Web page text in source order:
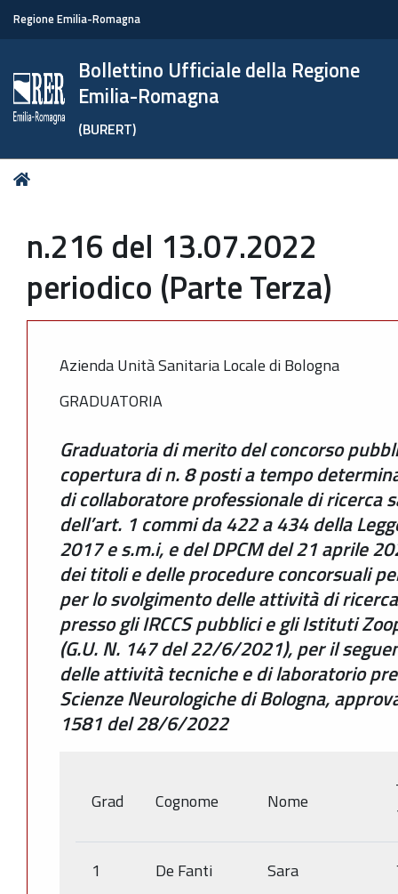
Regione Emilia-Romagna
Bollettino Ufficiale della Regione
Emilia-Romagna
(BURERT)
Tu
n.216 del 13.07.2022
periodico (Parte Terza)
Azienda Unità Sanitaria Locale di Bologna
GRADUATORIA
Graduatoria di merito del concorso
copertura di n. 8 posti a tempo
di collaboratore professionale di ricerca
dell’art. 1 commi da 422 a 434 della
2017 e s.m.i, e del DPCM del 21 aprile
dei titoli e delle procedure concorsuali
per lo svolgimento delle attività di
presso gli IRCCS pubblici e gli Istituti
(G.U. N. 147 del 22/6/2021), per il
delle attività tecniche e di laboratorio
Scienze Neurologiche di Bologna,
1581 del 28/6/2022
Grad Cognome Nome
1 De Fanti Sara